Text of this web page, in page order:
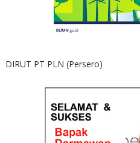
DIRUT PT PLN (Persero)